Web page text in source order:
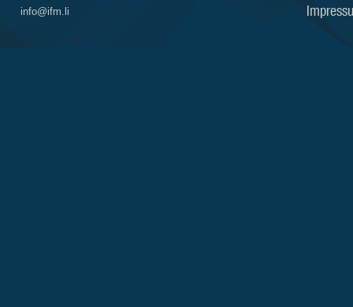
info@ifm.li